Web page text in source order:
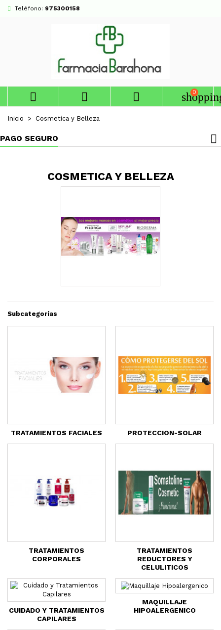
Teléfono: 975300158
   0
Inicio Cosmetica y Belleza
PAGO SEGURO
COSMETICA Y BELLEZA
Subcategorías
TRATAMIENTOS FACIALES PROTECCION-SOLAR
TRATAMIENTOS
CORPORALES
TRATAMIENTOS
REDUCTORES Y
CELULITICOS
CUIDADO Y TRATAMIENTOS
CAPILARES
MAQUILLAJE
HIPOALERGENICO